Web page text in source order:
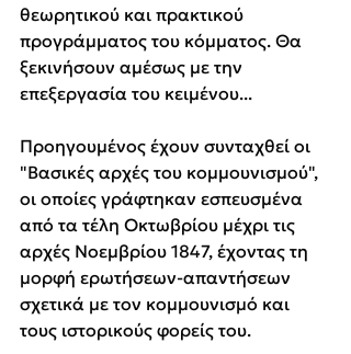
θεωρητικού και πρακτικού
προγράμματος του κόμματος. Θα
ξεκινήσουν αμέσως με την
επεξεργασία του κειμένου...
Προηγουμένος έχουν συνταχθεί οι
"Βασικές αρχές του κομμουνισμού",
οι οποίες γράφτηκαν εσπευσμένα
από τα τέλη Οκτωβρίου μέχρι τις
αρχές Νοεμβρίου 1847, έχοντας τη
μορφή ερωτήσεων-απαντήσεων
σχετικά με τον κομμουνισμό και
τους ιστορικούς φορείς του.